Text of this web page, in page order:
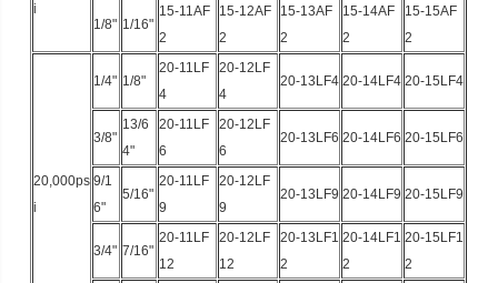
i
1/8" 1/16"
15-11AF
2
15-12AF
2
15-13AF
2
15-14AF
2
15-15AF
2
20,000ps
i
1/4" 1/8"
20-11LF
4
20-12LF
4
20-13LF4 20-14LF4 20-15LF4
3/8"
13/6
4"
20-11LF
6
20-12LF
6
20-13LF6 20-14LF6 20-15LF6
9/1
6"
5/16"
20-11LF
9
20-12LF
9
20-13LF9 20-14LF9 20-15LF9
3/4" 7/16"
20-11LF
12
20-12LF
12
20-13LF1
2
20-14LF1
2
20-15LF1
2